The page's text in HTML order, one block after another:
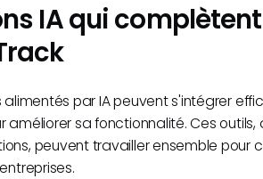
IA qui complètent
alimentés par IA peuvent s'intégrer
améliorer sa fonctionnalité. Ces outils,
peuvent travailler ensemble pour